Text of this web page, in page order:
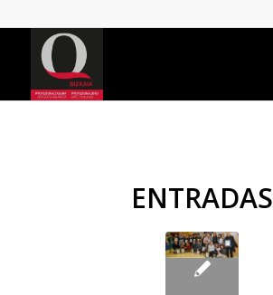
ENTRADAS